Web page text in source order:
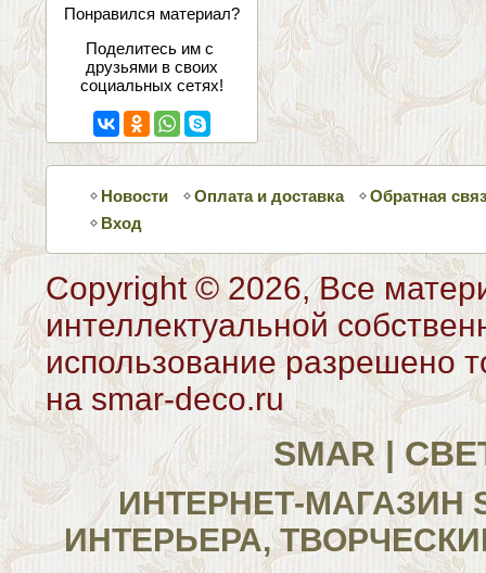
соцсетях
Понравился материал?
Поделитесь им с
друзьями в своих
социальных сетях!
Новости Оплата и доставка
Обратная
Вход
Copyright © 2026, Все
интеллектуальной
использование разрешено
на smar-deco.ru
SMAR |
ИНТЕРНЕТ-МАГАЗИН
ИНТЕРЬЕРА,